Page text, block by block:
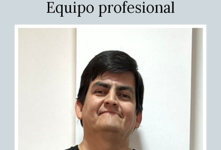
Equipo profesional